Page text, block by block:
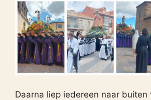
Daarna liep iedereen naar buiten